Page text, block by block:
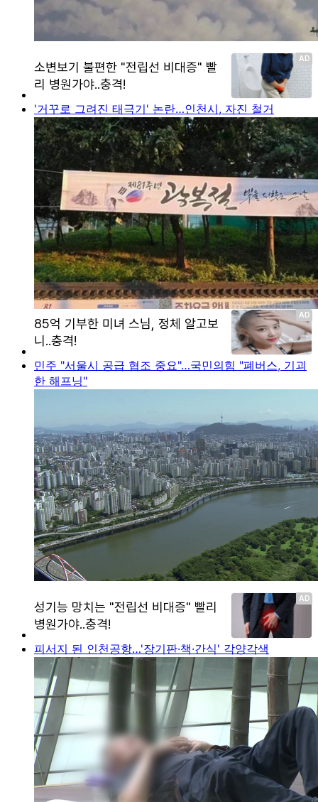
'거꾸로 그려진 태극기' 논란…인천시, 자진 철거
민주 "서울시 공급 협조 중요"…국민의힘 "폐버스, 기괴
한 해프닝"
피서지 된 인천공항…'장기판·책·간식' 각양각색